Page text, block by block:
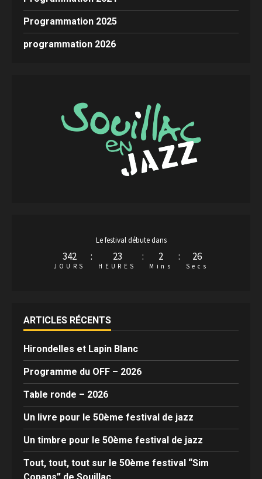
Programmation 2025
programmation 2026
Le festival débute dans
342
JOURS
: 23
HEURES
: 2
Mins
: 25
Secs
ARTICLES RÉCENTS
Hirondelles et Lapin Blanc
Programme du OFF – 2026
Table ronde – 2026
Un livre pour le 50ème festival de jazz
Un timbre pour le 50ème festival de jazz
Tout, tout, tout sur le 50ème festival “Sim